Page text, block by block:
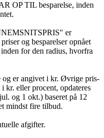
OP TIL besparelse, inden
er
og besparelser opnået
for den radius, hvorfra
og er angivet i kr. Øvrige pris-
kr. eller procent, opdateres
og 1 okt.) baseret på 12
mindst fire tilbud.
afgifter.